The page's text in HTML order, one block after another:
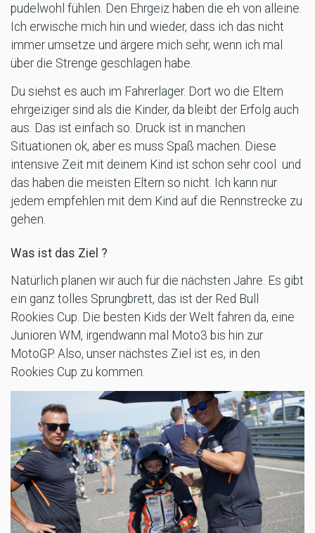
pudelwohl fühlen. Den Ehrgeiz haben die eh von alleine.
Ich erwische mich hin und wieder, dass ich das nicht
immer umsetze und ärgere mich sehr, wenn ich mal
über die Strenge geschlagen habe.
Du siehst es auch im Fahrerlager. Dort wo die Eltern
ehrgeiziger sind als die Kinder, da bleibt der Erfolg auch
aus. Das ist einfach so. Druck ist in manchen
Situationen ok, aber es muss Spaß machen. Diese
intensive Zeit mit deinem Kind ist schon sehr cool und
das haben die meisten Eltern so nicht. Ich kann nur
jedem empfehlen mit dem Kind auf die Rennstrecke zu
gehen.
Was ist das Ziel ?
Natürlich planen wir auch für die nächsten Jahre. Es gibt
ein ganz tolles Sprungbrett, das ist der Red Bull
Rookies Cup. Die besten Kids der Welt fahren da, eine
Junioren WM, irgendwann mal Moto3 bis hin zur
MotoGP. Also, unser nächstes Ziel ist es, in den
Rookies Cup zu kommen.